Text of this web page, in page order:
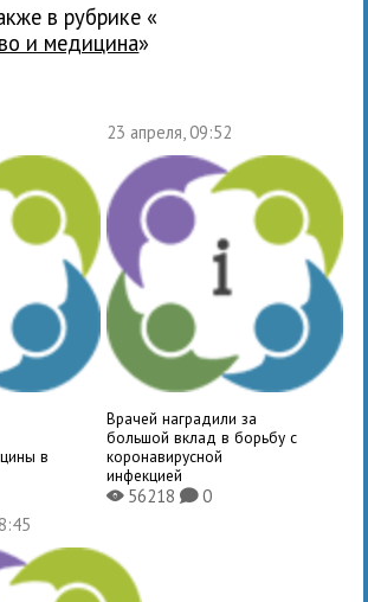
в рубрике «
и медицина»
в
23 апреля, 09:52
Врачей наградили за
большой вклад в борьбу с
коронавирусной
инфекцией
X56218 K0